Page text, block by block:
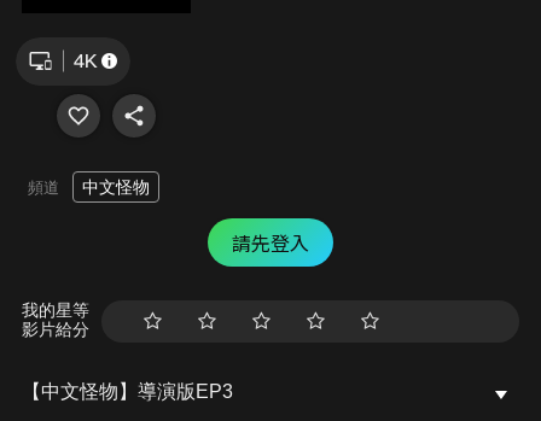
頻道 中文怪物
請先登入
我的星等
影片給分
【中文怪物】導演版EP3